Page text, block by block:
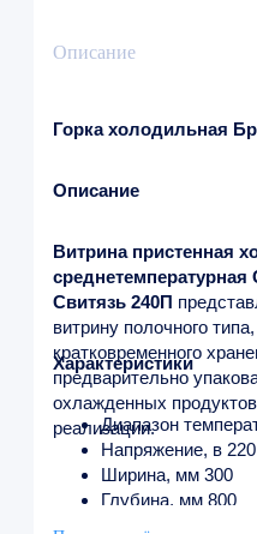
Описание
Горка холодильная
Описание
Витрина пристенная
Свитязь 240П
витрину полочного
кратковременного
предварительно
охлажденных
реализации.
Характеристики
Диапазон
Напряжение, в 220
Ширина, мм 300
Глубина, мм 800